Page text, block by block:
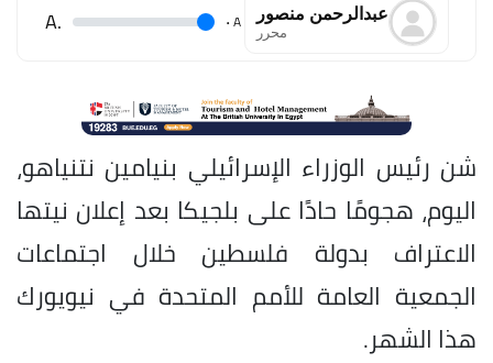
عبدالرحمن منصور
محرر A
.
.A
شن رئيس الوزراء الإسرائيلي بنيامين نتنياهو،
اليوم، هجومًا حادًا على بلجيكا بعد إعلان نيتها
الاعتراف بدولة فلسطين خلال اجتماعات
الجمعية العامة للأمم المتحدة في نيويورك
هذا الشهر.